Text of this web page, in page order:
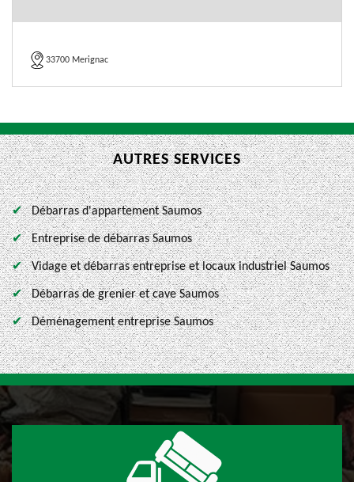
33700 Merignac
AUTRES SERVICES
Débarras d'appartement Saumos
Entreprise de débarras Saumos
Vidage et débarras entreprise et locaux industriel Saumos
Débarras de grenier et cave Saumos
Déménagement entreprise Saumos